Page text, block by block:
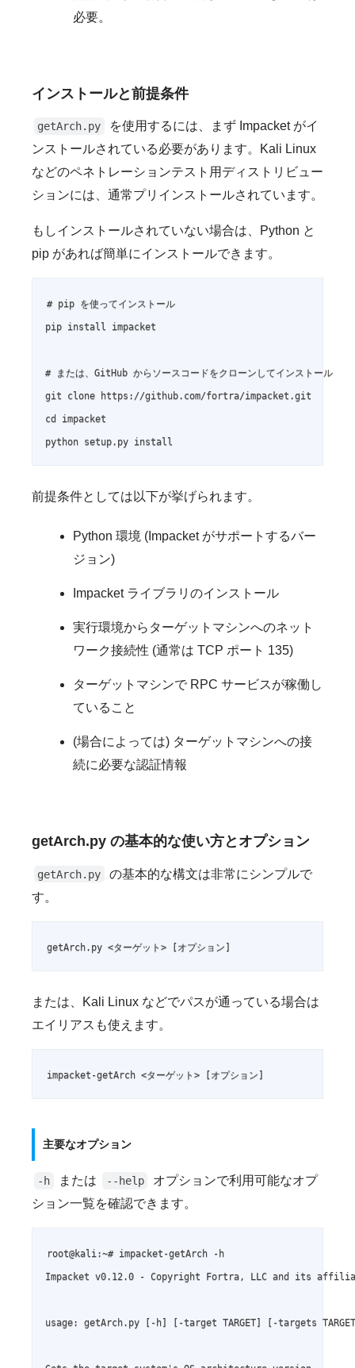
必要。
インストールと前提条件
getArch.py
を使用するには、まず Impacket がイ
ンストールされている必要があります。Kali Linux
などのペネトレーションテスト用ディストリビュー
ションには、通常プリインストールされています。
もしインストールされていない場合は、Python と
pip があれば簡単にインストールできます。
# pip を使ってインストール
pip install impacket
# または、GitHub からソースコードをクローンしてインストール
git clone https://github.com/fortra/impacket.git
cd impacket
python setup.py install
前提条件としては以下が挙げられます。
Python 環境 (Impacket がサポートするバー
ジョン)
Impacket ライブラリのインストール
実行環境からターゲットマシンへのネット
ワーク接続性 (通常は TCP ポート 135)
ターゲットマシンで RPC サービスが稼働し
ていること
(場合によっては) ターゲットマシンへの接
続に必要な認証情報
getArch.py の基本的な使い方とオプション
getArch.py
の基本的な構文は非常にシンプルで
す。
getArch.py <ターゲット> [オプション]
または、Kali Linux などでパスが通っている場合は
エイリアスも使えます。
impacket-getArch <ターゲット> [オプション]
主要なオプション
-h または --help
オプションで利用可能なオプ
ション一覧を確認できます。
root@kali:~# impacket-getArch -h
Impacket v0.12.0 - Copyright Fortra, LLC and its
usage: getArch.py [-h] [-target TARGET] [-targets